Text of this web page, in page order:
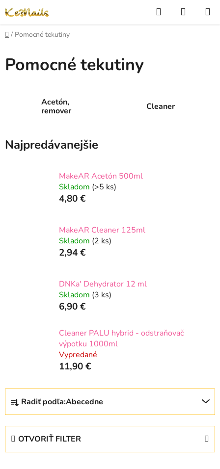
na
obsah
Hľadať
KOŠÍK
Domov
/ Pomocné tekutiny
Pomocné tekutiny
Acetón,
remover
Cleaner
Najpredávanejšie
MakeAR Acetón 500ml
Skladom (>5 ks)
4,80 €
MakeAR Cleaner 125ml
Skladom (2 ks)
2,94 €
DNKa' Dehydrator 12 ml
Skladom (3 ks)
6,90 €
Cleaner PALU hybrid - odstraňovač
výpotku 1000ml
Vypredané
11,90 €
R
d
Radiť podľa:Abecedne
OTVORIŤ FILTER